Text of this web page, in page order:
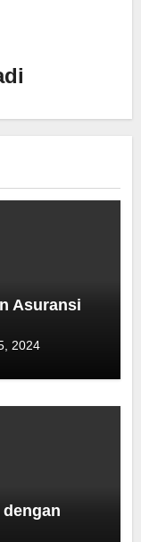
Asuransi
2024